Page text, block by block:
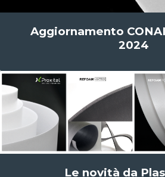
Aggiornamento
2024
Le novità da